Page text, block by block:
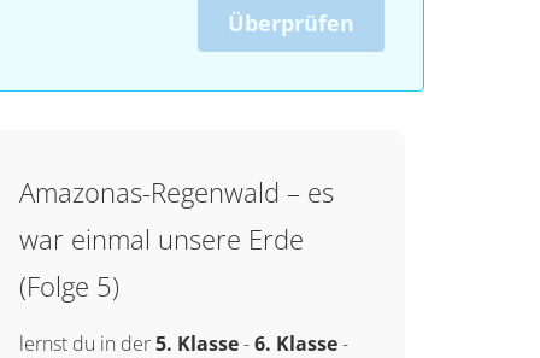
Überprüfen
Amazonas-Regenwald – es
war einmal unsere Erde
(Folge 5)
lernst du in der5. Klasse-6. Klasse-